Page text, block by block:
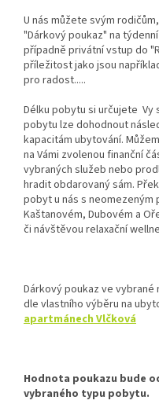
U nás můžete svým
"Dárkový poukaz" na
případně privátní vstup do
příležitost jako jsou
pro radost.....
Délku pobytu si určujete Vy
pobytu lze dohodnout
kapacitám ubytování.
na Vámi zvolenou finanční
vybraných služeb nebo
hradit obdarovaný sám.
pobyt u nás s
Kaštanovém, Dubovém a
či návštěvou relaxační
Dárkový poukaz ve vybrané
dle vlastního výběru na
apartmánech Vlčková
Hodnota poukazu bude
vybraného typu pobytu.